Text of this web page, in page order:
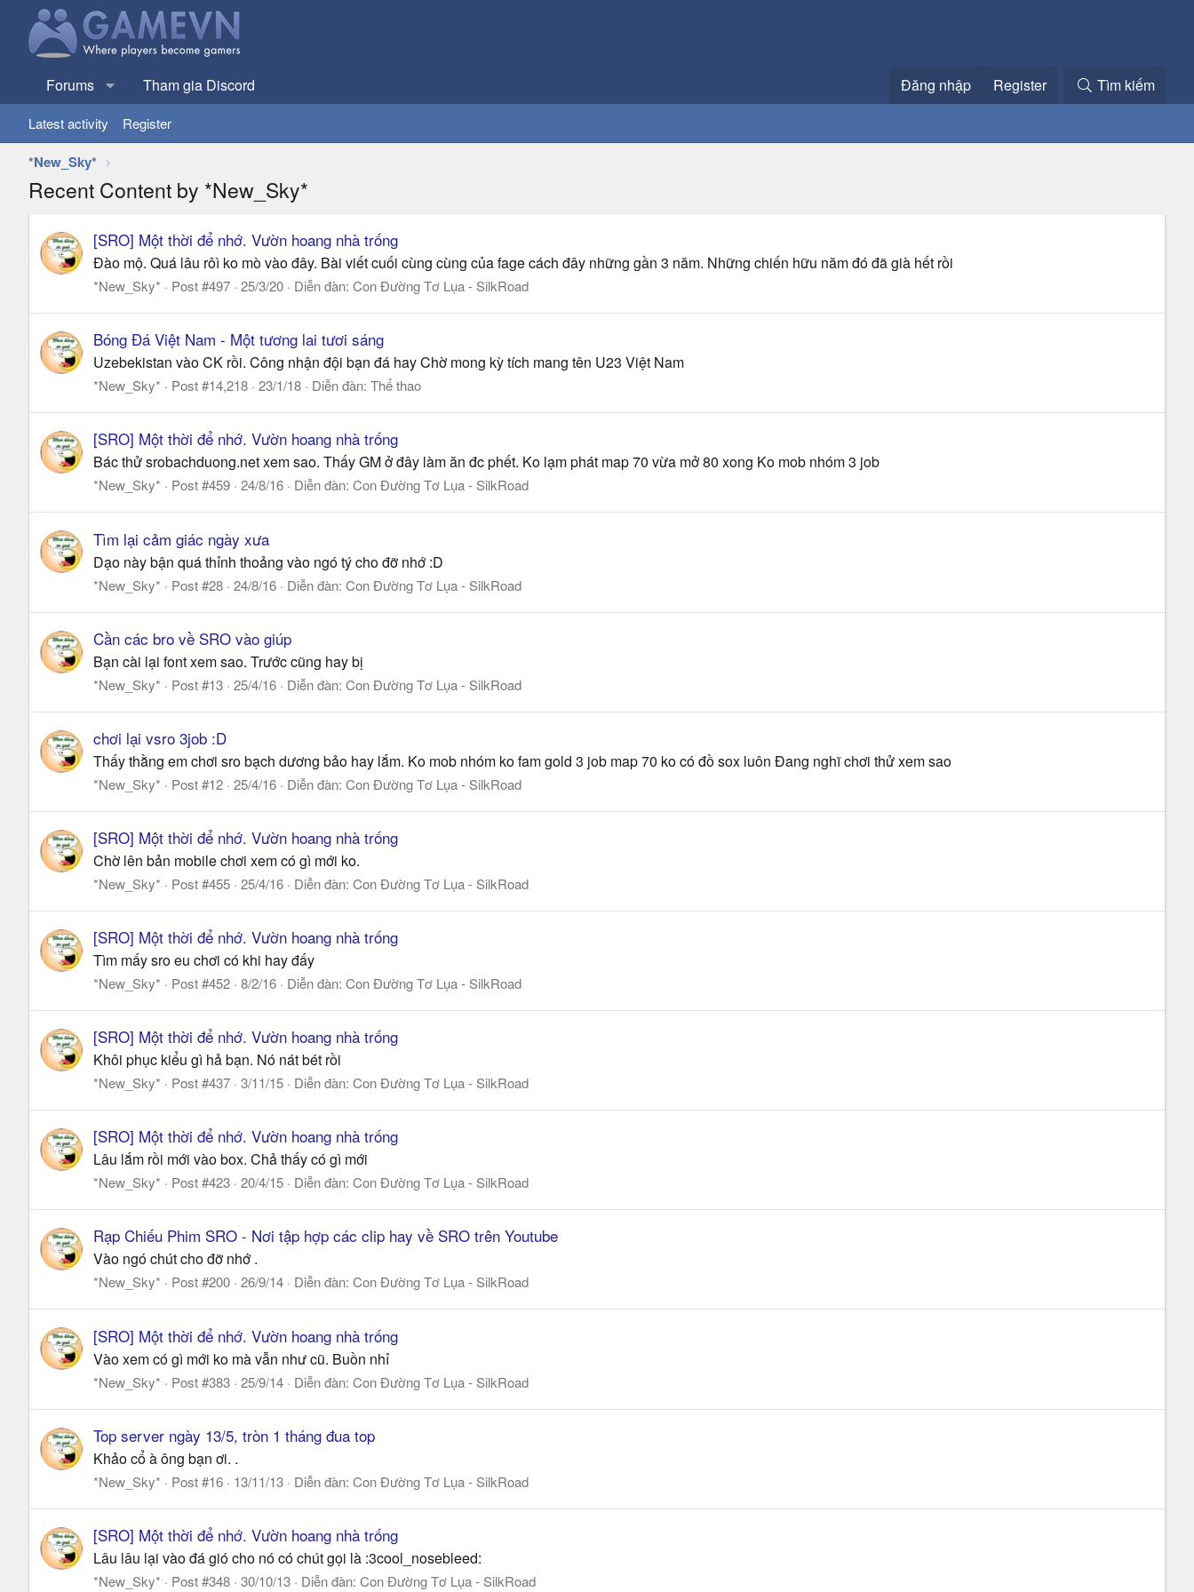
Forums Tham gia Discord Đăng nhập Register Tìm kiếm
Latest activity Register
*New_Sky*
Recent Content by *New_Sky*
[SRO] Một thời để nhớ. Vườn hoang nhà trống
Đào mộ. Quá lâu rôì ko mò vào đây. Bài viết cuối cùng cùng của fage cách đây những gần 3 năm. Những chiến hữu năm đó đã già hết rồi
*New_Sky* Post #497 25/3/20 Diễn đàn: Con Đường Tơ Lụa - SilkRoad
Bóng Đá Việt Nam - Một tương lai tươi sáng
Uzebekistan vào CK rồi. Công nhận đội bạn đá hay Chờ mong kỳ tích mang tên U23 Việt Nam
*New_Sky* Post #14,218 23/1/18 Diễn đàn: Thể thao
[SRO] Một thời để nhớ. Vườn hoang nhà trống
Bác thử srobachduong.net xem sao. Thấy GM ở đây làm ăn đc phết. Ko lạm phát map 70 vừa mở 80 xong Ko mob nhóm 3 job
*New_Sky* Post #459 24/8/16 Diễn đàn: Con Đường Tơ Lụa - SilkRoad
Tìm lại cảm giác ngày xưa
Dạo này bận quá thỉnh thoảng vào ngó tý cho đỡ nhớ :D
*New_Sky* Post #28 24/8/16 Diễn đàn: Con Đường Tơ Lụa - SilkRoad
Cần các bro về SRO vào giúp
Bạn cài lại font xem sao. Trước cũng hay bị
*New_Sky* Post #13 25/4/16 Diễn đàn: Con Đường Tơ Lụa - SilkRoad
chơi lại vsro 3job :D
Thấy thằng em chơi sro bạch dương bảo hay lắm. Ko mob nhóm ko fam gold 3 job map 70 ko có đồ sox luôn Đang nghĩ chơi thử xem sao
*New_Sky* Post #12 25/4/16 Diễn đàn: Con Đường Tơ Lụa - SilkRoad
[SRO] Một thời để nhớ. Vườn hoang nhà trống
Chờ lên bản mobile chơi xem có gì mới ko.
*New_Sky* Post #455 25/4/16 Diễn đàn: Con Đường Tơ Lụa - SilkRoad
[SRO] Một thời để nhớ. Vườn hoang nhà trống
Tìm mấy sro eu chơi có khi hay đấy
*New_Sky* Post #452 8/2/16 Diễn đàn: Con Đường Tơ Lụa - SilkRoad
[SRO] Một thời để nhớ. Vườn hoang nhà trống
Khôi phục kiểu gì hả bạn. Nó nát bét rồi
*New_Sky* Post #437 3/11/15 Diễn đàn: Con Đường Tơ Lụa - SilkRoad
[SRO] Một thời để nhớ. Vườn hoang nhà trống
Lâu lắm rồi mới vào box. Chả thấy có gì mới
*New_Sky* Post #423 20/4/15 Diễn đàn: Con Đường Tơ Lụa - SilkRoad
Rạp Chiếu Phim SRO - Nơi tập hợp các clip hay về SRO trên Youtube
Vào ngó chút cho đỡ nhớ .
*New_Sky* Post #200 26/9/14 Diễn đàn: Con Đường Tơ Lụa - SilkRoad
[SRO] Một thời để nhớ. Vườn hoang nhà trống
Vào xem có gì mới ko mà vẫn như cũ. Buồn nhỉ
*New_Sky* Post #383 25/9/14 Diễn đàn: Con Đường Tơ Lụa - SilkRoad
Top server ngày 13/5, tròn 1 tháng đua top
Khảo cổ à ông bạn ơi. .
*New_Sky* Post #16 13/11/13 Diễn đàn: Con Đường Tơ Lụa - SilkRoad
[SRO] Một thời để nhớ. Vườn hoang nhà trống
Lâu lâu lại vào đá gió cho nó có chút gọi là :3cool_nosebleed:
*New_Sky* Post #348 30/10/13 Diễn đàn: Con Đường Tơ Lụa - SilkRoad